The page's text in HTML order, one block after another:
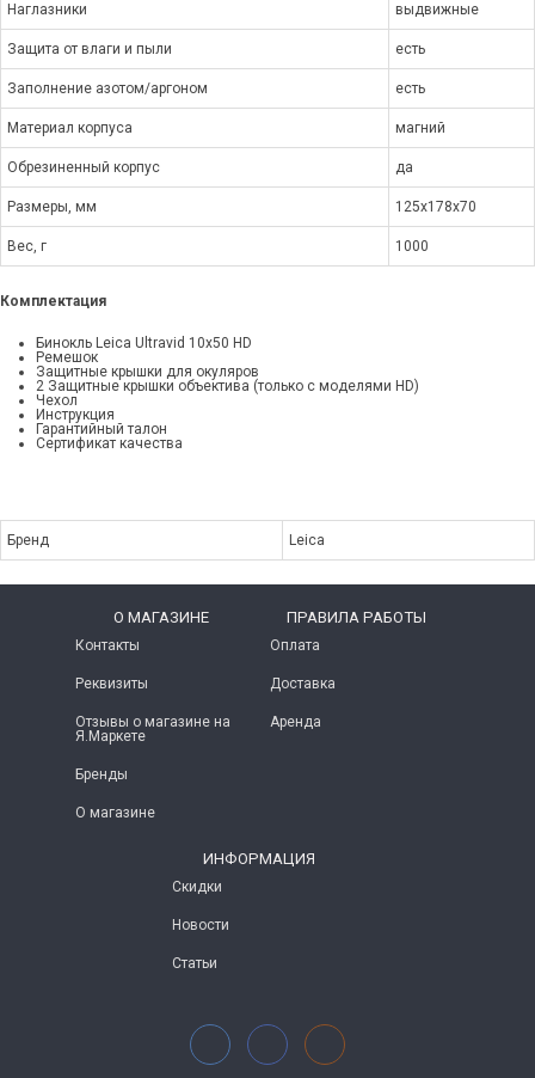
Наглазники выдвижные
Защита от влаги и пыли есть
Заполнение азотом/аргоном есть
Материал корпуса магний
Обрезиненный корпус да
Размеры, мм 125x178x70
Вес, г 1000
Комплектация
Бинокль Leica Ultravid 10x50 HD
Ремешок
Защитные крышки для окуляров
2 Защитные крышки объектива (только с моделями HD)
Чехол
Инструкция
Гарантийный талон
Сертификат качества
Бренд Leica
O МАГАЗИНЕ
Контакты
Реквизиты
Отзывы о магазине на
Я.Маркете
Бренды
О магазине
ПРАВИЛА РАБОТЫ
Оплата
Доставка
Аренда
ИНФОРМАЦИЯ
Скидки
Новости
Статьи